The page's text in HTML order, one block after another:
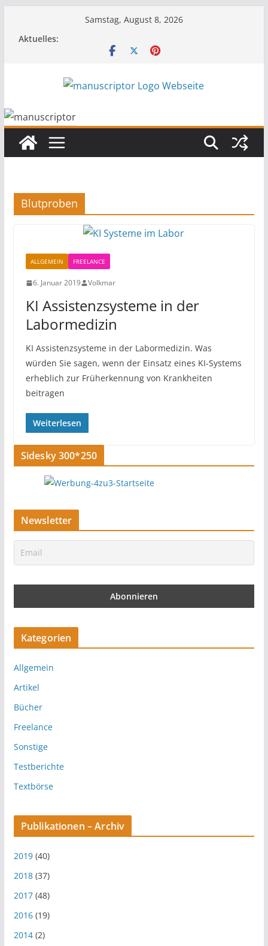
Samstag, August 8, 2026
Aktuelles:
Blutproben
ALLGEMEIN FREELANCE
6. Januar 2019 Volkmar
KI Assistenzsysteme in der
Labormedizin
KI Assistenzsysteme in der Labormedizin. Was
würden Sie sagen, wenn der Einsatz eines KI-Systems
erheblich zur Früherkennung von Krankheiten
beitragen
Weiterlesen
Sidesky 300*250
Newsletter
Kategorien
Allgemein
Artikel
Bücher
Freelance
Sonstige
Testberichte
Textbörse
Publikationen – Archiv
2019(40)
2018(37)
2017(48)
2016(19)
2014(2)